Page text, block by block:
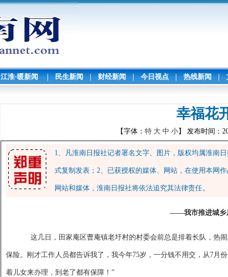
江淮·暖新闻 | 民生新闻 | 财经新闻 | 今日视点 | 热线新闻 |
幸福花
【字体： 特 大 中 小】 发布时间：
1、凡淮南日报社记者署名文字、图片，版权均属淮南
式复制发表；2、已获授权的媒体、网站，在使用本网
网站和媒体，淮南日报社将依法追究其法律责任。
——我市推进城乡
这几日，田家庵区曹庵镇老圩村的村委会前总是排着长队，热
保险。刚才工作人员都告诉我了，我今年75岁，一分钱不用交，从7月
着儿女来办理，到老了都有保障！”